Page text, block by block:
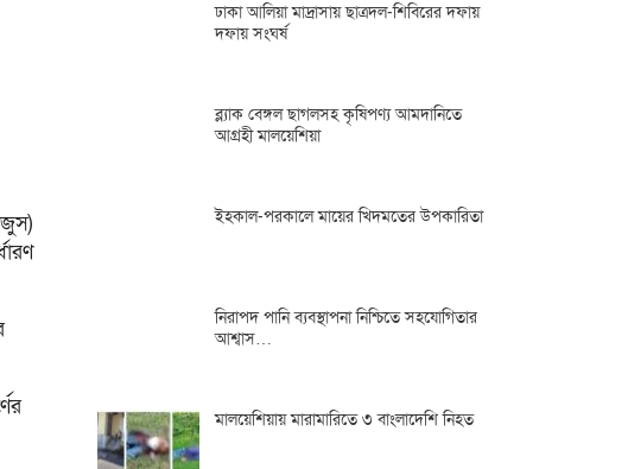
ঢাকা আলিয়া মাদ্রাসায় ছাত্রদল-শিবিরের দফায়
দফায় সংঘর্ষ
ব্ল্যাক বেঙ্গল ছাগলসহ কৃষিপণ্য আমদানিতে
আগ্রহী মালয়েশিয়া
ইহকাল-পরকালে মায়ের খিদমতের উপকারিতা
নিরাপদ পানি ব্যবস্থাপনা নিশ্চিতে সহযোগিতার
আশ্বাস…
মালয়েশিয়ায় মারামারিতে ৩ বাংলাদেশি নিহত